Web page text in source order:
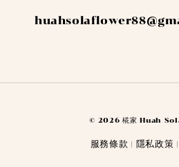
© 2026 椛家 Huah
服務條款 隱私政策